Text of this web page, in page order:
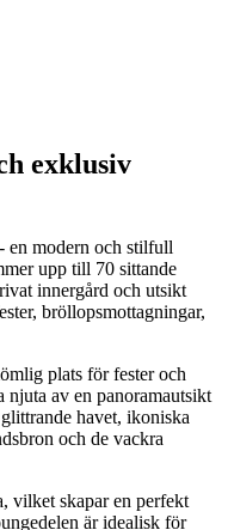
exklusiv
en modern och stilfull
upp till 70 sittande
innergård och utsikt
bröllopsmottagningar,
plats för fester och
njuta av en panoramautsikt
havet, ikoniska
och de vackra
vilket skapar en perfekt
är idealisk för